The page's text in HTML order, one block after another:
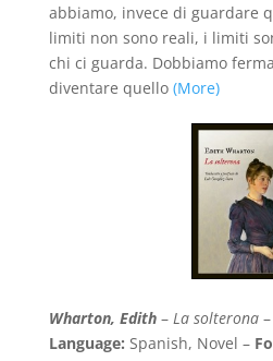
abbiamo, invece di guardare
limiti non sono reali, i limiti
chi ci guarda. Dobbiamo
diventare quello(More)
Wharton, Edith– La solterona–
Language: Spanish, Novel –